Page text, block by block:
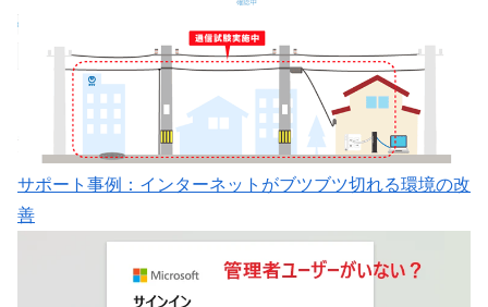
サポート事例：インターネットがブツブツ切れる環境の改
善